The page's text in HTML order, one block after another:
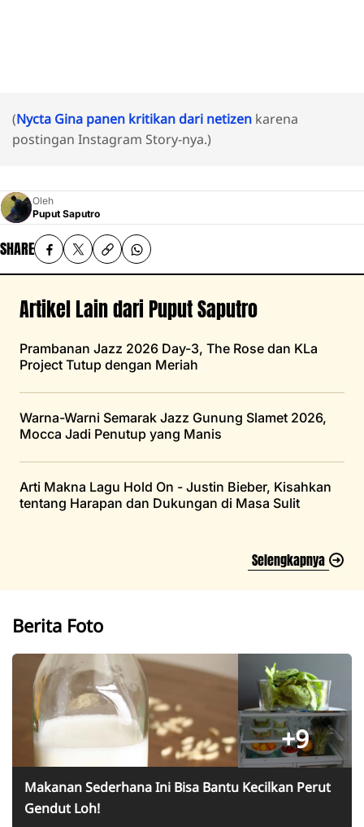
(Nycta Gina panen kritikan dari netizen karena
postingan Instagram Story-nya.)
Oleh
Puput Saputro
SHARE
Artikel Lain dari Puput Saputro
Prambanan Jazz 2026 Day-3, The Rose dan KLa
Project Tutup dengan Meriah
Warna-Warni Semarak Jazz Gunung Slamet 2026,
Mocca Jadi Penutup yang Manis
Arti Makna Lagu Hold On - Justin Bieber, Kisahkan
tentang Harapan dan Dukungan di Masa Sulit
Selengkapnya
Berita Foto
+9
Makanan Sederhana Ini Bisa Bantu Kecilkan Perut
Gendut Loh!